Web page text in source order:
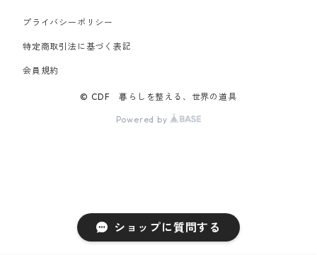
ショップに質問する
プライバシーポリシー
特定商取引法に基づく表記
会員規約
© CDF 暮らしを整える、世界の道具
Powered by